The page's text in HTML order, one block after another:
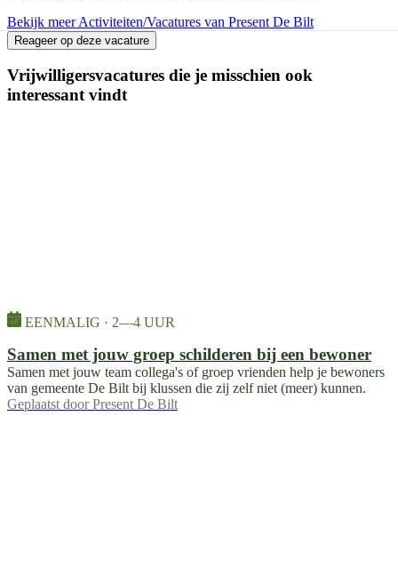
Bekijk meer Activiteiten/Vacatures van Present De Bilt
Reageer op deze vacature
Vrijwilligersvacatures die je misschien ook
interessant vindt
EENMALIG · 2—4 UUR
Samen met jouw groep schilderen bij een bewoner
Samen met jouw team collega's of groep vrienden help je bewoners
van gemeente De Bilt bij klussen die zij zelf niet (meer) kunnen.
Geplaatst door Present De Bilt